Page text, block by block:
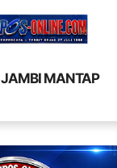
JAMBI MANTAP